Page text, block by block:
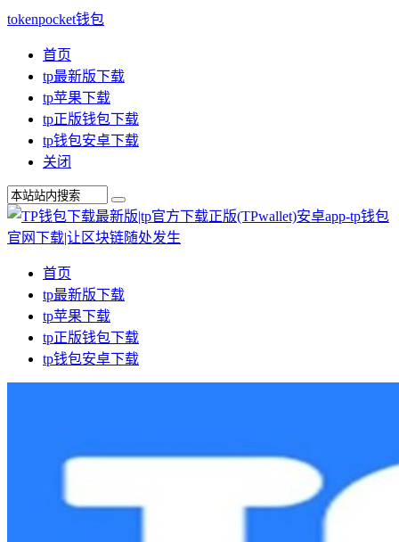
tokenpocket钱包
首页
tp最新版下载
tp苹果下载
tp正版钱包下载
tp钱包安卓下载
关闭
首页
tp最新版下载
tp苹果下载
tp正版钱包下载
tp钱包安卓下载